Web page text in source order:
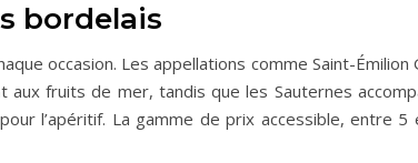
bordelais
occasion. Les appellations comme Saint-
aux fruits de mer, tandis que les Sauternes
l’apéritif. La gamme de prix accessible, entre